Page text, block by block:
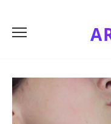
content